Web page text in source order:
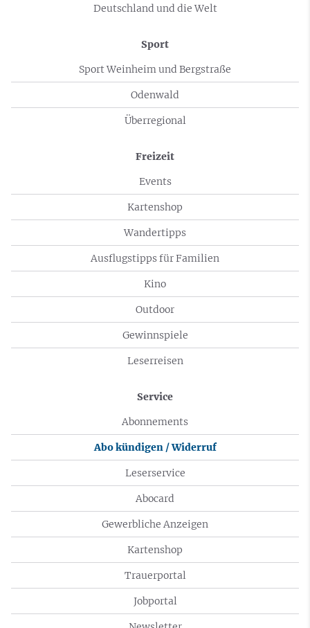
Deutschland und die Welt
Sport
Sport Weinheim und Bergstraße
Odenwald
Überregional
Freizeit
Events
Kartenshop
Wandertipps
Ausflugstipps für Familien
Kino
Outdoor
Gewinnspiele
Leserreisen
Service
Abonnements
Abo kündigen / Widerruf
Leserservice
Abocard
Gewerbliche Anzeigen
Kartenshop
Trauerportal
Jobportal